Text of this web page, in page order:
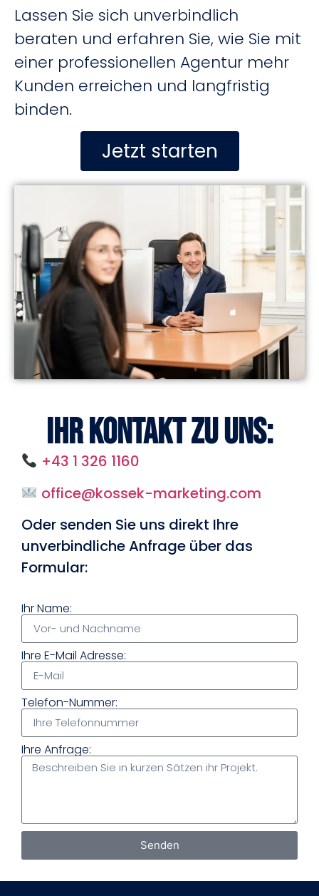
Lassen Sie sich unverbindlich
beraten und erfahren Sie, wie Sie mit
einer professionellen Agentur mehr
Kunden erreichen und langfristig
binden.
Jetzt starten
Ihr Kontakt zu uns:
+43 1 326 1160
office@kossek-marketing.com
Oder senden Sie uns direkt Ihre
unverbindliche Anfrage über das
Formular:
Ihr Name:
Ihre E-Mail Adresse:
Telefon-Nummer:
Ihre Anfrage:
Senden